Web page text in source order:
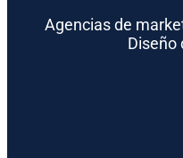
Agencias de
Diseño